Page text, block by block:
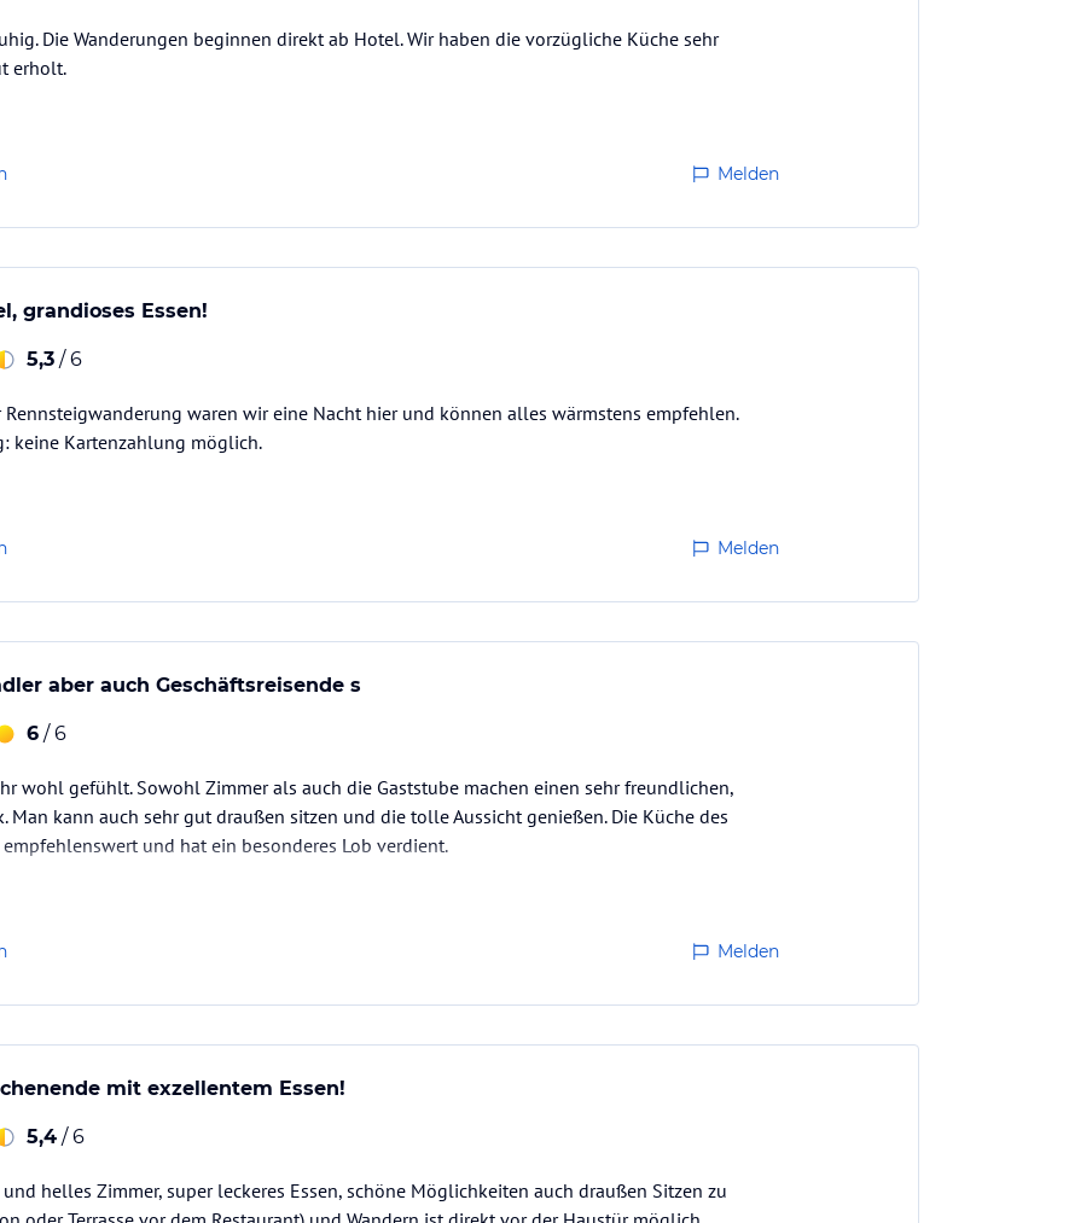
Die Wanderungen beginnen direkt ab Hotel. Wir haben die vorzügliche Küche sehr
erholt.
Melden
grandioses Essen!
5,3 / 6
waren wir eine Nacht hier und können alles wärmstens empfehlen.
keine Kartenzahlung möglich.
Melden
aber auch Geschäftsreisende s
6 / 6
wohl gefühlt. Sowohl Zimmer als auch die Gaststube machen einen sehr freundlichen,
Man kann auch sehr gut draußen sitzen und die tolle Aussicht genießen. Die Küche des
und hat ein besonderes Lob verdient.
Melden
mit exzellentem Essen!
5,4 / 6
helles Zimmer, super leckeres Essen, schöne Möglichkeiten auch draußen Sitzen zu